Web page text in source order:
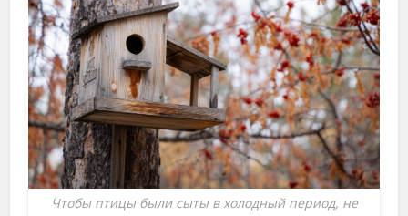
Чтобы птицы были сыты в холодный период, не